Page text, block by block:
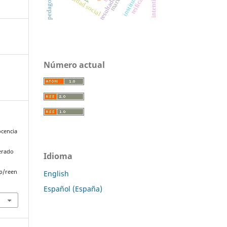
reen
marx
Número actual
Idioma
English
Español (España)